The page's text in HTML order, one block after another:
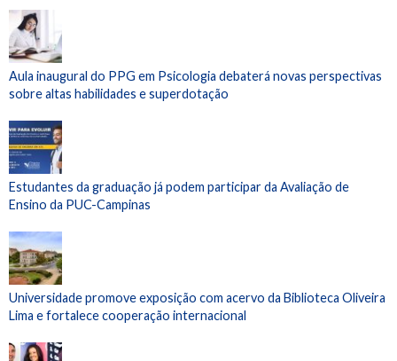
Aula inaugural do PPG em Psicologia debaterá novas perspectivas
sobre altas habilidades e superdotação
Estudantes da graduação já podem participar da Avaliação de
Ensino da PUC-Campinas
Universidade promove exposição com acervo da Biblioteca Oliveira
Lima e fortalece cooperação internacional